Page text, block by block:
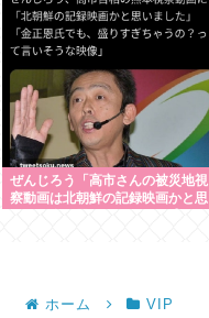
ぜんじろう「高市さんの被災地視
察動画は北朝鮮の記録映画かと思
ホーム VIP